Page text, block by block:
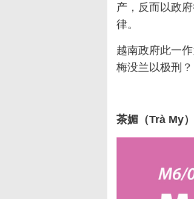
产，反而以政
律。
越南政府此一
梅没兰以极刑？
茶媚（Trà My